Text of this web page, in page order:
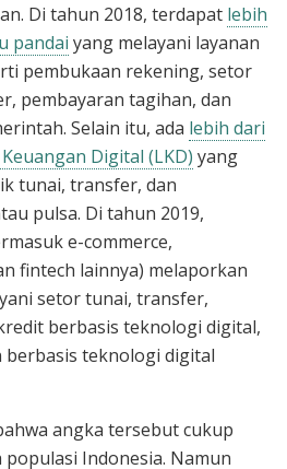
Di tahun 2018, terdapat lebih
pandai yang melayani layanan
pembukaan rekening, setor
pembayaran tagihan, dan
Selain itu, ada lebih dari
Digital (LKD) yang
tunai, transfer, dan
pulsa. Di tahun 2019,
e-commerce,
fintech lainnya) melaporkan
setor tunai, transfer,
berbasis teknologi digital,
berbasis teknologi digital
angka tersebut cukup
Indonesia. Namun